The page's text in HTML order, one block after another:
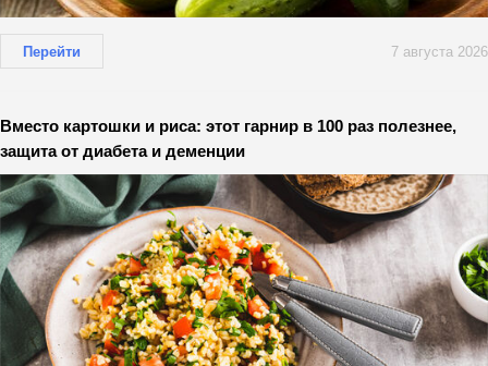
Перейти 7 августа 2026
Вместо картошки и риса: этот гарнир в 100 раз полезнее,
защита от диабета и деменции